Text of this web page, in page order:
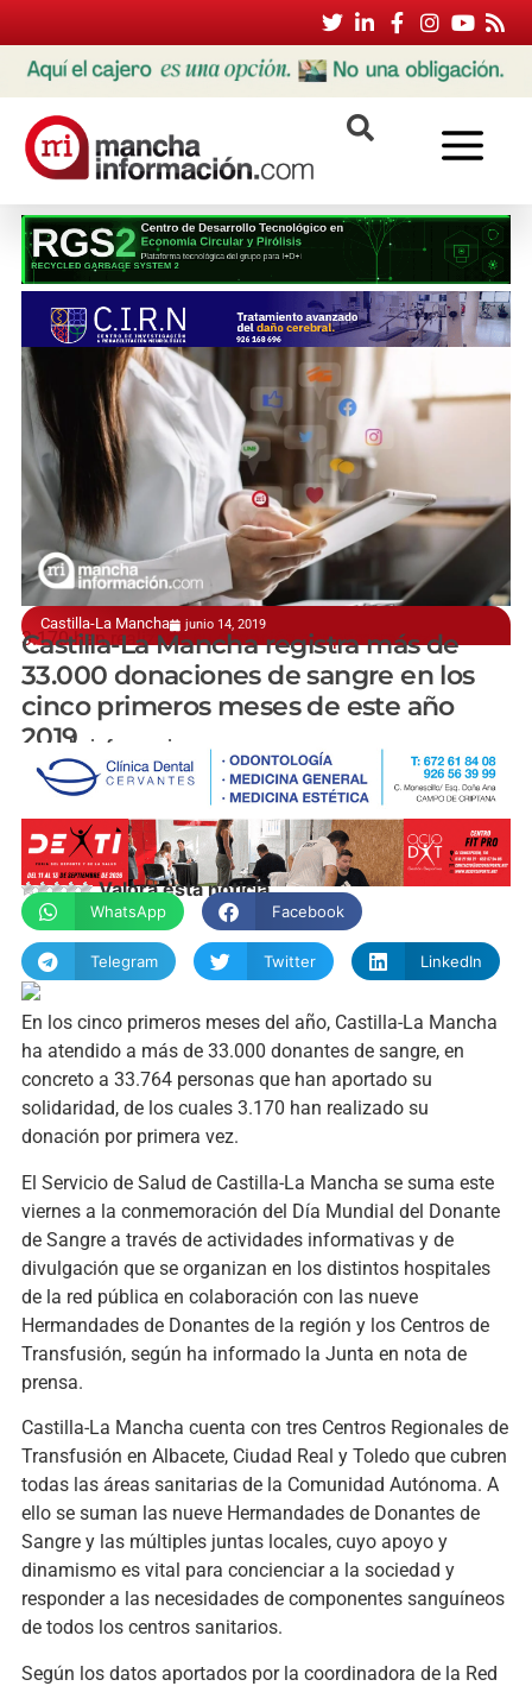
Castilla-La Mancha junio 14, 2019
3.170 han realizado su donación por primera vez
Castilla-La Mancha registra más de
33.000 donaciones de sangre en los
cinco primeros meses de este año
2019
manchainformacion.com
Valora esta noticia
WhatsApp Facebook
Telegram Twitter LinkedIn
En los cinco primeros meses del año, Castilla-La Mancha
ha atendido a más de 33.000 donantes de sangre, en
concreto a 33.764 personas que han aportado su
solidaridad, de los cuales 3.170 han realizado su
donación por primera vez.
El Servicio de Salud de Castilla-La Mancha se suma este
viernes a la conmemoración del Día Mundial del Donante
de Sangre a través de actividades informativas y de
divulgación que se organizan en los distintos hospitales
de la red pública en colaboración con las nueve
Hermandades de Donantes de la región y los Centros de
Transfusión, según ha informado la Junta en nota de
prensa.
Castilla-La Mancha cuenta con tres Centros Regionales de
Transfusión en Albacete, Ciudad Real y Toledo que cubren
todas las áreas sanitarias de la Comunidad Autónoma. A
ello se suman las nueve Hermandades de Donantes de
Sangre y las múltiples juntas locales, cuyo apoyo y
dinamismo es vital para concienciar a la sociedad y
responder a las necesidades de componentes sanguíneos
de todos los centros sanitarios.
Según los datos aportados por la coordinadora de la Red